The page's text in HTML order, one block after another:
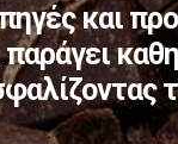
και